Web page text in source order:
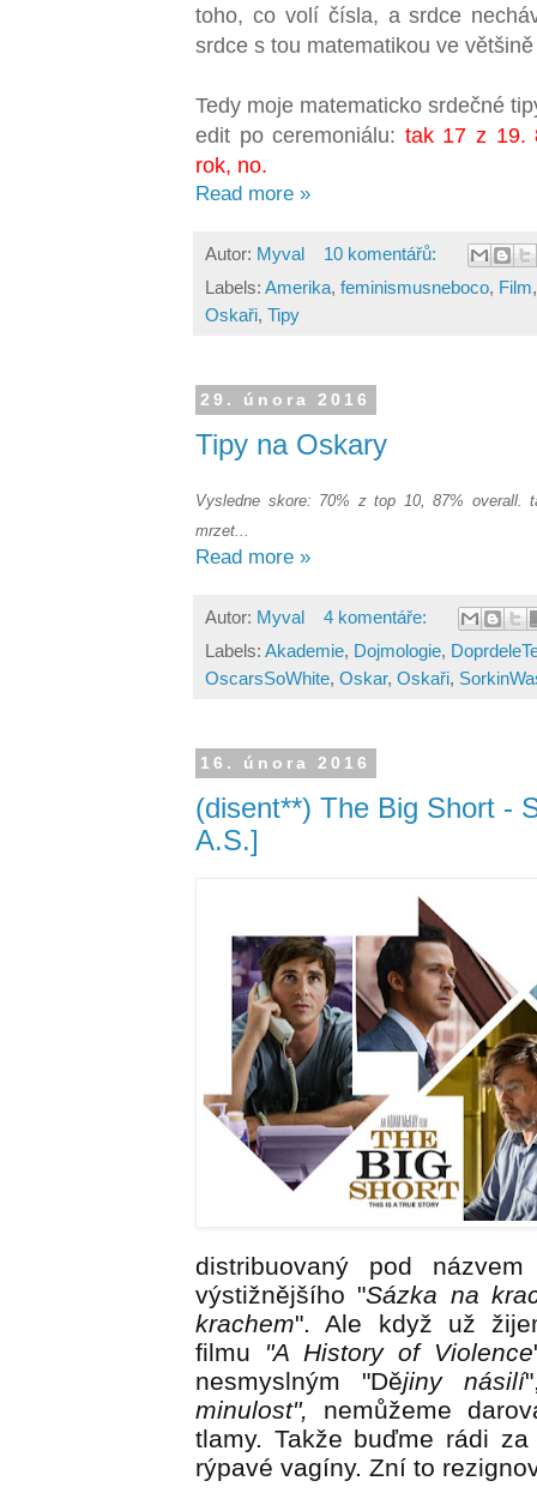
toho, co volí čísla, a srdce
srdce s tou matematikou ve
Tedy moje matematicko srdečné
edit po ceremoniálu: tak 17 z 19.
rok, no.
Read more »
Autor: Myval
10 komentářů:
Labels: Amerika, feminismusneboco, Film
Oskaři, Tipy
29. února 2016
Tipy na Oskary
Vysledne skore: 70% z top 10, 87%
mrzet...
Read more »
Autor: Myval
4 komentáře:
Labels: Akademie, Dojmologie,
OscarsSoWhite, Oskar, Oskaři,
16. února 2016
(disent**) The Big Short -
A.S.]
distribuovaný pod
výstižnějšího "Sázka na
krachem". Ale když už
filmu
"A History of Violence
nesmyslným "Dějiny násilí
minulost",
nemůžeme
tlamy. Takže buďme rádi
rýpavé vagíny. Zní to